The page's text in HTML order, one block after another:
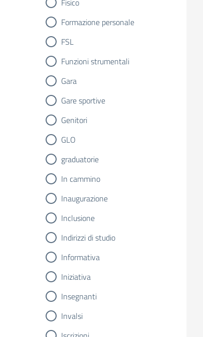
Fisico
Formazione personale
FSL
Funzioni strumentali
Gara
Gare sportive
Genitori
GLO
graduatorie
In cammino
Inaugurazione
Inclusione
Indirizzi di studio
Informativa
Iniziativa
Insegnanti
Invalsi